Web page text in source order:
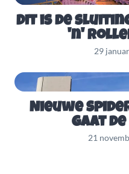
Dit is de
'n'
29
Nieuwe
gaat
21